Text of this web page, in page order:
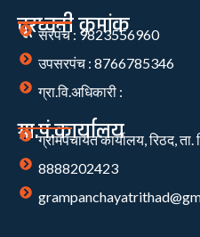
दूरध्वनी क्रमांक
सरपंच : 9823556960
उपसरपंच : 8766785346
ग्रा.वि.अधिकारी :
ग्रा.पं.कार्यालय
ग्रामपंचायत कार्यालय, रिठद, ता.
8888202423